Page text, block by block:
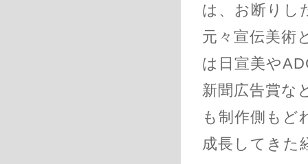
は、お断りし
元々宣伝美術
は日宣美や
新聞広告賞な
も制作側もど
成長してきた